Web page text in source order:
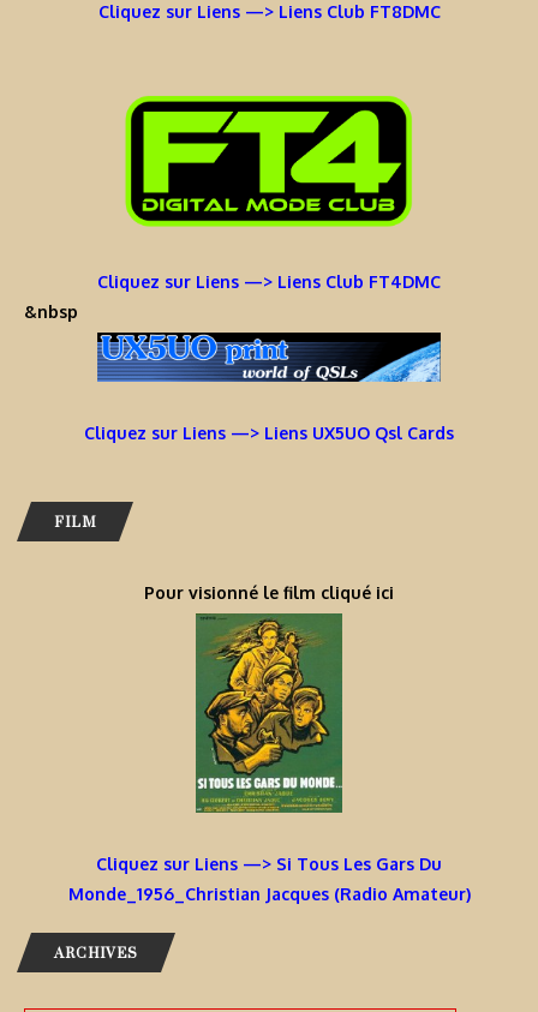
Cliquez sur Liens —> Liens Club FT8DMC
Cliquez sur Liens —> Liens Club FT4DMC
&nbsp
Cliquez sur Liens —> Liens UX5UO Qsl Cards
FILM
Pour visionné le film cliqué ici
Cliquez sur Liens —> Si Tous Les Gars Du
Monde_1956_Christian Jacques (Radio Amateur)
ARCHIVES